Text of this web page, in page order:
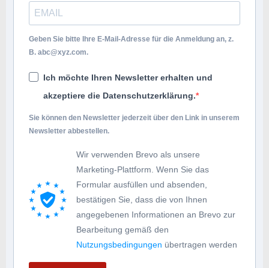
Geben Sie bitte Ihre E-Mail-Adresse für die Anmeldung an, z.
B. abc@xyz.com.
Ich möchte Ihren Newsletter erhalten und
akzeptiere die Datenschutzerklärung.
Sie können den Newsletter jederzeit über den Link in unserem
Newsletter abbestellen.
Wir verwenden Brevo als unsere
Marketing-Plattform. Wenn Sie das
Formular ausfüllen und absenden,
bestätigen Sie, dass die von Ihnen
angegebenen Informationen an Brevo zur
Bearbeitung gemäß den
Nutzungsbedingungen übertragen werden